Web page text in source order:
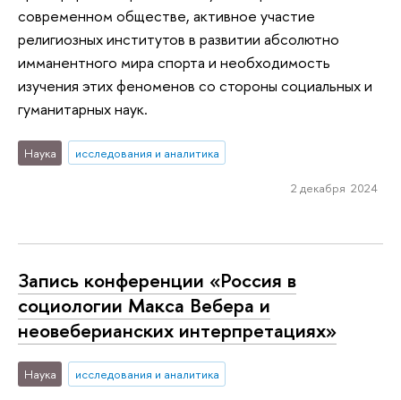
современном обществе, активное участие
религиозных институтов в развитии абсолютно
имманентного мира спорта и необходимость
изучения этих феноменов со стороны социальных и
гуманитарных наук.
Наука исследования и аналитика
2 декабря 2024
Запись конференции «Россия в
социологии Макса Вебера и
неовеберианских интерпретациях»
Наука исследования и аналитика